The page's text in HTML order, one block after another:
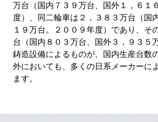
万台（国内７３９万台、国外１，６１
度）、同二輪車は２，３８３万台（国
１９万台。２００９年度）であり、そ
台（国内８０３万台、国外３，９３５
鋳造設備によるものが、国内生産台数
外においても、多くの日系メーカーに
ます。